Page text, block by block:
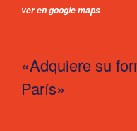
ver en google maps
«Adquiere su
París»